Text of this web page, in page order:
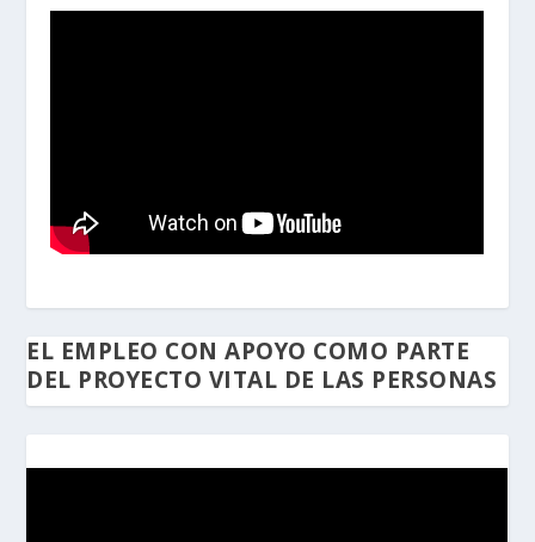
EL EMPLEO CON APOYO COMO PARTE
DEL PROYECTO VITAL DE LAS PERSONAS